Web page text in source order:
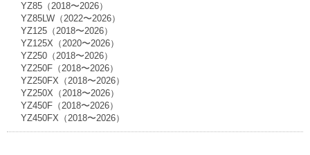
YZ85（2018〜2026）
YZ85LW（2022〜2026）
YZ125（2018〜2026）
YZ125X（2020〜2026）
YZ250（2018〜2026）
YZ250F（2018〜2026）
YZ250FX（2018〜2026）
YZ250X（2018〜2026）
YZ450F（2018〜2026）
YZ450FX（2018〜2026）